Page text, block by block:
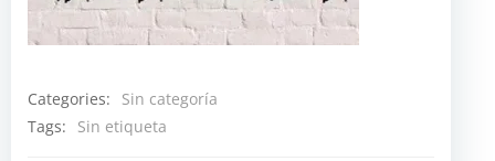
Categories:
Sin categoría
Tags:
Sin etiqueta